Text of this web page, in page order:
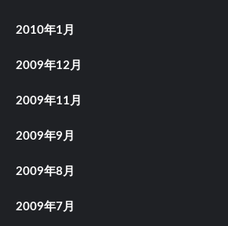
2010年1月
2009年12月
2009年11月
2009年9月
2009年8月
2009年7月